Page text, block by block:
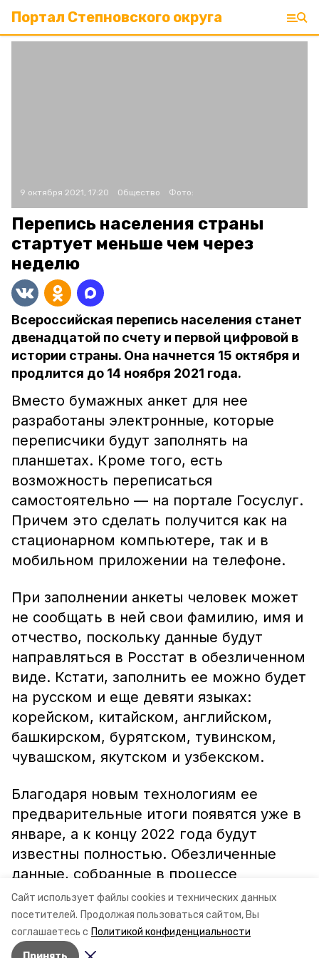
Сайт использует файлы cookies и технических данных
посетителей. Продолжая пользоваться сайтом, Вы
соглашаетесь с Политикой конфиденциальности
Портал Степновского округа
9 октября 2021, 17:20 Общество Фото:
Перепись населения страны
стартует меньше чем через
неделю
Всероссийская перепись населения станет
двенадцатой по счету и первой цифровой в
истории страны. Она начнется 15 октября и
продлится до 14 ноября 2021 года.
Вместо бумажных анкет для нее
разработаны электронные, которые
переписчики будут заполнять на
планшетах. Кроме того, есть
возможность переписаться
самостоятельно — на портале Госуслуг.
Причем это сделать получится как на
стационарном компьютере, так и в
мобильном приложении на телефоне.
При заполнении анкеты человек может
не сообщать в ней свои фамилию, имя и
отчество, поскольку данные будут
направляться в Росстат в обезличенном
виде. Кстати, заполнить ее можно будет
на русском и еще девяти языках:
корейском, китайском, английском,
башкирском, бурятском, тувинском,
чувашском, якутском и узбекском.
Благодаря новым технологиям ее
предварительные итоги появятся уже в
январе, а к концу 2022 года будут
известны полностью. Обезличенные
данные, собранные в процессе
переписи, будут автоматически
привязываться к цифровой карте.